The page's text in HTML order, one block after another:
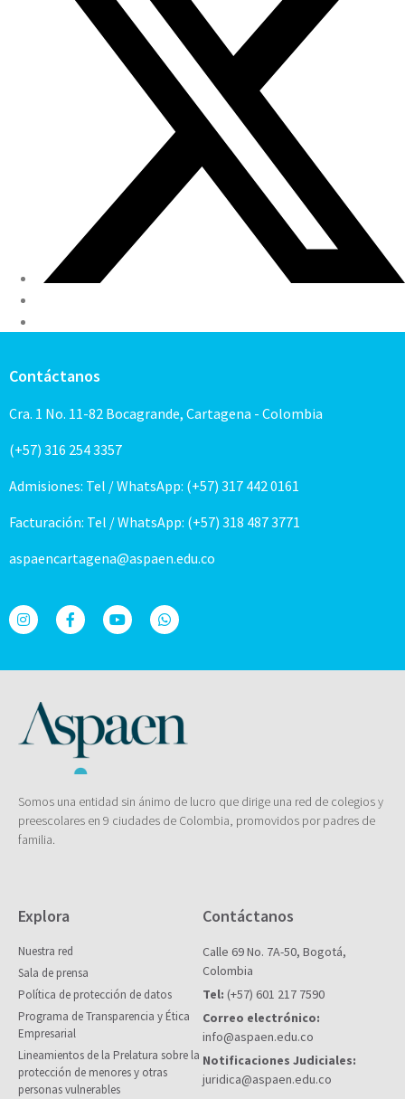
Contáctanos
Cra. 1 No. 11-82 Bocagrande, Cartagena - Colombia
(+57) 316 254 3357
Admisiones: Tel / WhatsApp: (+57) 317 442 0161
Facturación: Tel / WhatsApp: (+57) 318 487 3771
aspaencartagena@aspaen.edu.co
Somos una entidad sin ánimo de lucro que dirige una red de colegios y
preescolares en 9 ciudades de Colombia, promovidos por padres de
familia.
Explora
Nuestra red
Sala de prensa
Política de protección de datos
Programa de Transparencia y Ética
Empresarial
Lineamientos de la Prelatura sobre la
protección de menores y otras
personas vulnerables
Contáctanos
Calle 69 No. 7A-50, Bogotá,
Colombia
Tel: (+57) 601 217 7590
Correo electrónico:
info@aspaen.edu.co
Notificaciones Judiciales:
juridica@aspaen.edu.co